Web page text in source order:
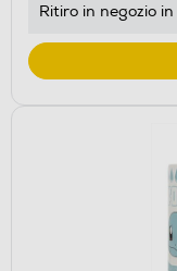
Ritiro in negozio